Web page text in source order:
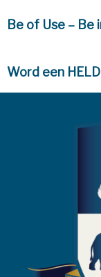
Be of Use – Be
Word een HELD